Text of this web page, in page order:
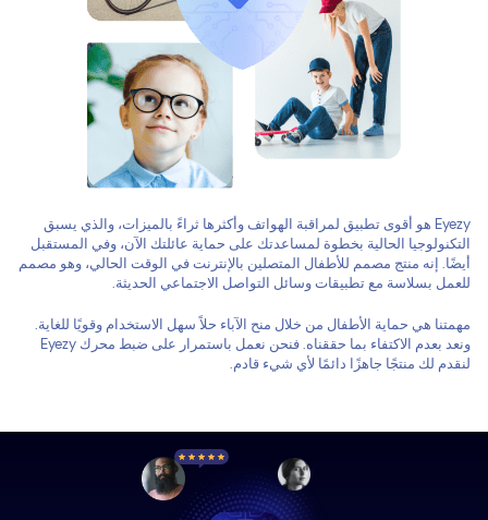
Eyezy هو أقوى تطبيق لمراقبة الهواتف وأكثرها ثراءً بالميزات، والذي يسبق
التكنولوجيا الحالية بخطوة لمساعدتك على حماية عائلتك الآن، وفي المستقبل
أيضًا. إنه منتج مصمم للأطفال المتصلين بالإنترنت في الوقت الحالي، وهو مصمم
للعمل بسلاسة مع تطبيقات وسائل التواصل الاجتماعي الحديثة.
مهمتنا هي حماية الأطفال من خلال منح الآباء حلاً سهل الاستخدام وقويًا للغاية.
ونعد بعدم الاكتفاء بما حققناه. فنحن نعمل باستمرار على ضبط محرك Eyezy
لنقدم لك منتجًا جاهزًا دائمًا لأي شيء قادم.